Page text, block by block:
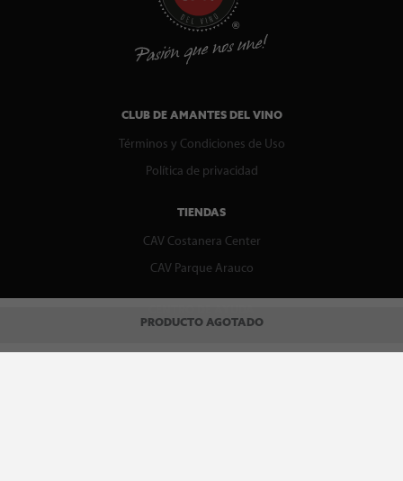
PRODUCTO AGOTADO
CLUB DE AMANTES DEL VINO
Términos y Condiciones de Uso
Política de privacidad
TIENDAS
CAV Costanera Center
CAV Parque Arauco